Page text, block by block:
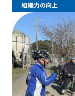
組織力の向上